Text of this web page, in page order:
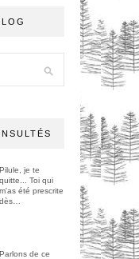
Pilule, je te
quitte... Toi qui
m'as été prescrite
dès…
Parlons de ce